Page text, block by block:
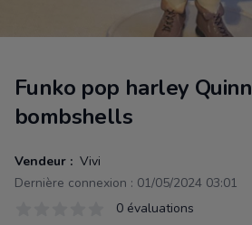
Funko pop harley Quinn
bombshells
Vendeur : Vivi
Dernière connexion : 01/05/2024 03:01
0 évaluations